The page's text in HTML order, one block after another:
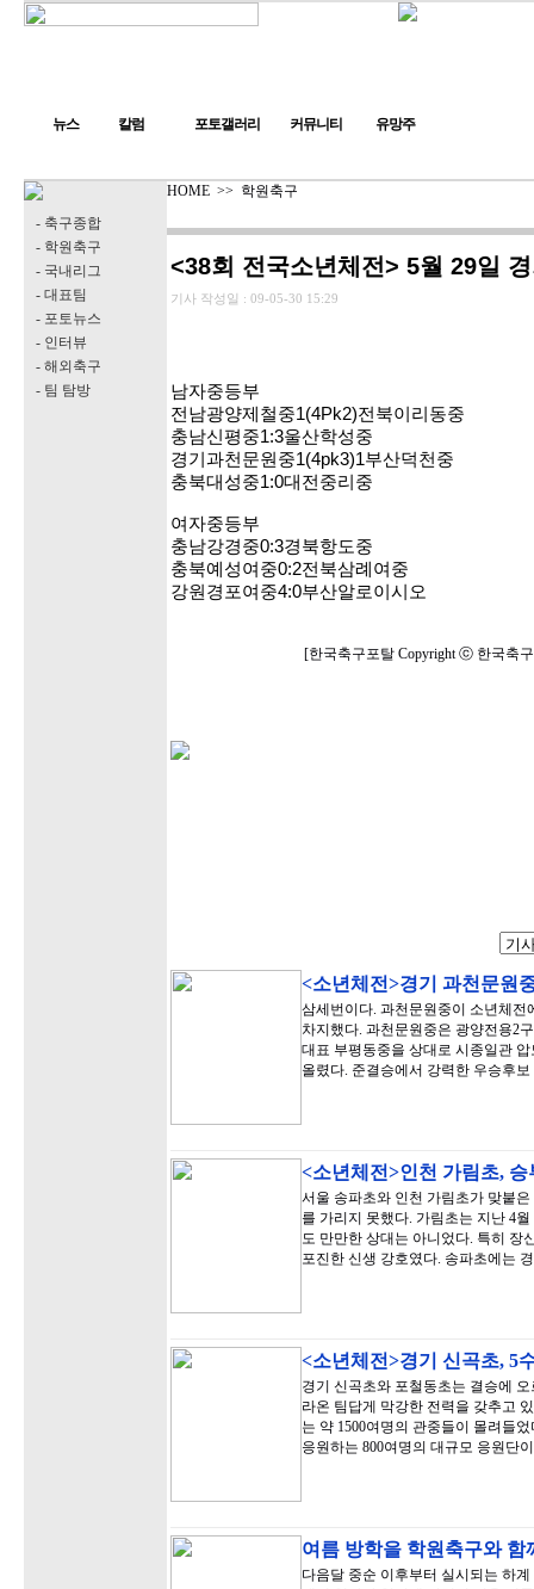
뉴스 칼럼 포토갤러리 커뮤니티 유망주
- 축구종합
- 학원축구
- 국내리그
- 대표팀
- 포토뉴스
- 인터뷰
- 해외축구
- 팀 탐방
HOME >> 학원축구
<38회 전국소년체전> 5월 29일
기사 작성일 : 09-05-30 15:29
남자중등부
전남광양제철중1(4Pk2)전북이리동중
충남신평중1:3울산학성중
경기과천문원중1(4pk3)1부산덕천중
충북대성중1:0대전중리중
여자중등부
충남강경중0:3경북항도중
충북예성여중0:2전북삼례여중
강원경포여중4:0부산알로이시오
[한국축구포탈 Copyright ⓒ 한국축
<소년체전>경기 과천문원
삼세번이다. 과천문원중이 소년체전
차지했다. 과천문원중은 광양전용2
대표 부평동중을 상대로 시종일관
올렸다. 준결승에서 강력한 우승후
<소년체전>인천 가림초,
서울 송파초와 인천 가림초가 맞붙
를 가리지 못했다. 가림초는 지난 4
도 만만한 상대는 아니었다. 특히 장
포진한 신생 강호였다. 송파초에는
<소년체전>경기 신곡초, 5
경기 신곡초와 포철동초는 결승에
라온 팀답게 막강한 전력을 갖추고
는 약 1500여명의 관중들이 몰려들
응원하는 800여명의 대규모 응원단
여름 방학을 학원축구와
다음달 중순 이후부터 실시되는 하